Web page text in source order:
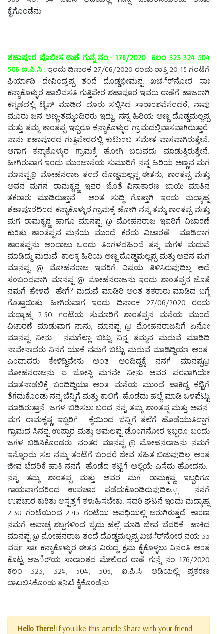
ಕೈಗೊಂಡೆನು
ಶಹಾಪೂರ ಪೊಲೀಸ ಠಾಣೆ ಗುನ್ನೆ ನಂ:- 176/2020 ಕಲಂ 323 324 504
506 ಐ.ಪಿ.ಸಿ :ಇಂದು ದಿನಾಂಕ 27/06/2020 ರಂದು ರಾತ್ರಿ 20-15 ಗಂಟೆಗೆ
ಫಿರ್ಯಾದಿ ದೇವಿಂದ್ರಪ್ಪ ತಂದೆ ದೊಡ್ಡಭೀಮಪ್ಪ ಖಚರ್ೆನೋರ ಸಾಃ
ಕನ್ಯಾಕೊಳ್ಳುರ ಹಾಲಿವಸತಿ ಗುತ್ತಿಪೇಠ ಶಹಾಪೂರ ಇವರು ಠಾಣೆಗೆ ಹಾಜರಾಗಿ
ಕನ್ನಡದಲ್ಲಿ ಟೈಪ್ ಮಾಡಿದ ದೂರು ಸಲ್ಲಿಸಿದ ಸಾರಾಂಶವೆನೆಂದರೆ, ನಾವು
ಮೂರು ಜನ ಅಣ್ಣ-ತಮ್ಮಂದಿರರು ಇದ್ದು, ನನ್ನ ಹಿರಿಯ ಅಣ್ಣ ದೊಡ್ಡಮಲ್ಲಪ್ಪ
ಮತ್ತು ತಮ್ಮ ಶಾಂತಪ್ಪ ಇಬ್ಬರೂ ಕನ್ಯಾಕೊಳ್ಳುರ ಗ್ರಾಮದಲ್ಲಿವಾಸವಾಗಿರುತ್ತಾರೆ.
ನಾನು ಶಹಾಪೂರದ ಗುತ್ತಿಪೇಠದಲ್ಲಿ ಕುಟುಂಬ ಸಮೇತ ವಾಸವಾಗಿರುತ್ತೇನೆ.
ಆಗಾಗ ಕನ್ಯಾಕೊಳ್ಳುರ ಗ್ರಾಮಕ್ಕೆ ಹೋಗಿ ಬರುವದು ಮಾಡುತ್ತಿರುತ್ತೇನೆ.
ಹೀಗಿರುವಾಗ ಇಂದು ಮುಂಜಾನೆಯ ಸುಮಾರಿಗೆ ನನ್ನ ಹಿರಿಯ ಅಣ್ಣನ ಮಗ
ಮಾನಪ್ಪ@ ಮೋಹನರಾಜ ತಂದೆ ದೊಡ್ಡಮಲ್ಲಪ್ಪ ಈತನು, ಶಾಂತಪ್ಪ ಮತ್ತು
ಅವನ ಮಗನ ರಾಮಕೃಷ್ಣ ಇವರ ಜೊತೆ ವಿನಾಕಾರಣ ಬಾಯಿ ಮಾತಿನ
ತಕರಾರು ಮಾಡಿರುತ್ತಾನೆ ಅಂತ ಸುದ್ದಿ ಗೊತ್ತಾಗಿ ಇಂದು ಮದ್ಯಾಹ್ನ
ಶಹಾಪೂರದಿಂದ ಕನ್ಯಾಕೊಳ್ಳುರ ಗ್ರಾಮಕ್ಕೆ ಹೋಗಿ ನನ್ನ ತಮ್ಮ ಶಾಂತಪ್ಪ ಮತ್ತು
ಮಗ ರಾಮಕೃಷ್ಣ ಹಾಗೂ ಮಾನಪ್ಪ @ ಮೋಹನರಾಜ ಇವರಿಗೆ ವಿಚಾರಣೆ
ಕುರಿತು ಶಾಂತಪ್ಪನ ಮನೆಯ ಮುಂದೆ ಕರೆದು ವಿಚಾರಣೆ ಮಾಡಿದಾಗ
ಶಾಂತಪ್ಪನು ಅಂದಾಜು ಒಂದು ತಿಂಗಳದಹಿಂದೆ ತನ್ನ ಮಗಳ ಮದುವೆ
ಮಾಡಿದ್ದು ಮದುವೆ ಕಾಲಕ್ಕ ಹಿರಿಯ ಅಣ್ಣ ದೊಡ್ಡಮಲ್ಲಪ್ಪ ಮತ್ತು ಅವನ ಮಗ
ಮಾನಪ್ಪ @ ಮೋಹನರಾಜ ಇವರಿಗೆ ವಿಷಯ ತಿಳಿಸಿರುವುದಿಲ್ಲ ಅದೆ
ಸಂಬಂಧವಾಗಿ ಮಾನಪ್ಪ @ ಮೋಹನರಾಜನು ಇಂದು ಶಾಂತಪ್ಪನ ಜೊತೆ
ನಮಗೆ ಹೇಳದೆ ಹೇಗೆ? ಮದುವೆ ಮಾಡಿರಿ ಅಂತ ತಕರಾರು ಮಾಡಿದ ಬಗ್ಗೆ
ಗೊತ್ತಾಯಿತು. ಹೀಗಿರುವಾಗ ಇಂದು ದಿನಾಂಕ 27/06/2020 ರಂದು
ಮದ್ಯಾಹ್ನ 2-30 ಗಂಟೆಯ ಸುಮಾರಿಗೆ ಶಾಂತಪ್ಪನ ಮನೆಯ ಮುಂದೆ
ವಿಚಾರಣೆ ಮಾಡುವಾಗ ನಾನು, ಮಾನಪ್ಪ @ ಮೋಹನರಾಜನಿಗೆ ಏನೋ
ಮಾನಪ್ಪ ನೀನು ನಮಗೆಲ್ಲಾ ಬಿಟ್ಟು ನಿನ್ನ ತಮ್ಮನ ಮದುವೆ ಮಾಡಿದಿ
ನಾವೇನಾದರು ನಿನಗೆ ಯಾಕೆ ನಮಗೆ ಬಿಟ್ಟು ಮದುವೆ ಮಾಡಿದ್ದಿಯಾ ಅಂತ
ಎಂದಾದರು ಕೇಳಿದ್ದಿವೇನು ಅಂತ ಅಂದಿದ್ದಕ್ಕೆ ನನಗೆ ಮಾನಪ್ಪ@
ಮೋಹನರಾಜನು ಏ ಬೋಸ್ಡಿ ಮಗನೇ ನೀನು ಅವರ ಪರವಾಗಿಯೇ
ಮಾತನಾಡಲಿಕ್ಕೆ ಬಂದಿದ್ದಿಯಾ ಅಂತ ಮನೆಯ ಮುಂದೆ ಹಾಕಿದ್ದ ಕಟ್ಟಿಗೆ
ತೆಗೆದುಕೊಂಡು ನನ್ನ ಬೆನ್ನಿಗೆ ಮತ್ತು ಕಾಲಿಗೆ ಹೊಡೆದು ಹಲ್ಲೆ ಮಾಡಿ ಒಳಪೆಟ್ಟು
ಮಾಡಿರುತ್ತಾನೆ. ಜಗಳ ಬಿಡಿಸಲು ಬಂದ ನನ್ನ ತಮ್ಮ ಶಾಂತಪ್ಪ ಮತ್ತು ಅವನ
ಮಗ ರಾಮಕೃಷ್ಣ ಇಬ್ಬರಿಗೆ ಕೈಯಿಂದ ಬೆನ್ನಿಗೆ ತಲೆಗೆ ಹೊಡೆಯುತಿದ್ದಾಗ
ಗ್ರಾಮದ ಸಿನಪ್ಪ ಉಪ್ಪಾರ ಮತ್ತು ಅಮಲಪ್ಪ ಡೊಂಗನೋರ ಇಬ್ಬರೂ ಬಂದು
ಜಗಳ ಬಿಡಿಸಿಕೊಂಡರು. ನಂತರ ಮಾನಪ್ಪ @ ಮೋಹನರಾಜನು ನಮಗೆ
ಇನ್ನೊಂದು ಸಲ ನಮ್ಮ ತಂಟೆಗೆ ಬಂದರೆ ಜೀವ ಸಹಿತ ಬಿಡುವುದಿಲ್ಲ ಅಂತ
ಜೀವ ಬೆದರಿಕೆ ಹಾಕಿ ನನಗೆ ಹೊಡೆದ ಕಟ್ಟಿಗೆ ಅಲ್ಲಿಯೆ ಎಸೆದು ಹೋದನು.
ನನ್ನ ತಮ್ಮ ಶಾಂತಪ್ಪ ಮತ್ತು ಅವರ ಮಗ ರಾಮಕೃಷ್ಣ ಇಬ್ಬರಿಗೂ
ಗಾಯವಾಗದರಿಂದ ಉಪಚಾರ ಪಡೆದುಕೊಂಡಿರುವುದಿಲ.್ಲ ನನಗೆ
ಉಪಚಾರ ಕುರಿತು ಆಸ್ಪತ್ರಗೆ ಕಳುಹಿಸಬೇಕು. ಸದರಿ ಘಟನೆ ಇಂದು ಮದ್ಯಾಹ್ನ
2-30 ಗಂಟೆಯಿಂದ 2-45 ಗಂಟೆಯ ಅವಧಿಯಲ್ಲಿ ಜರುಗಿರುತ್ತದೆ. ಕಾರಣ
ನಮಗೆ ಅವಾಚ್ಯ ಶಬ್ದಗಳಿಂದ ಬೈದು ಹಲ್ಲೆ ಮಾಡಿ ಜೀವ ಬೆದರಿಕೆ ಹಾಕಿದ
ಮಾನಪ್ಪ @ ಮೋಹನರಾಜ ತಂದೆ ದೊಡ್ಡಮಲ್ಲಪ್ಪ ಖಚರ್ೆನೋರ ವಯ 35
ವರ್ಷ ಸಾಃ ಕನ್ಯಾಕೊಳ್ಳುರ ಈತನ ವಿರುದ್ದ ಕ್ರಮ ಕೈಕೊಳ್ಳಲು ವಿನಂತಿ ಅಂತ
ಕೊಟ್ಟ ಅಜರ್ಿಯ ಸಾರಾಂಶದ ಮೇಲಿಂದ ಠಾಣೆ ಗುನ್ನೆ ನಂ 176/2020
ಕಲಂ 323, 324, 504, 506, ಐ.ಪಿ.ಸಿ ಅಡಿಯಲ್ಲಿ ಪ್ರಕರಣ
ದಾಖಲಿಸಿಕೊಂಡು ತನಿಖೆ ಕೈಕೊಂಡೆನು.
Hello There!If you like this article Share with your friend